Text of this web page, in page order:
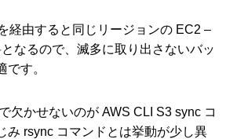
経由すると同じリージョンの EC2 –
なるので、滅多に取り出さないバッ
です。
欠かせないのが AWS CLI S3 sync コ
み rsync コマンドとは挙動が少し異